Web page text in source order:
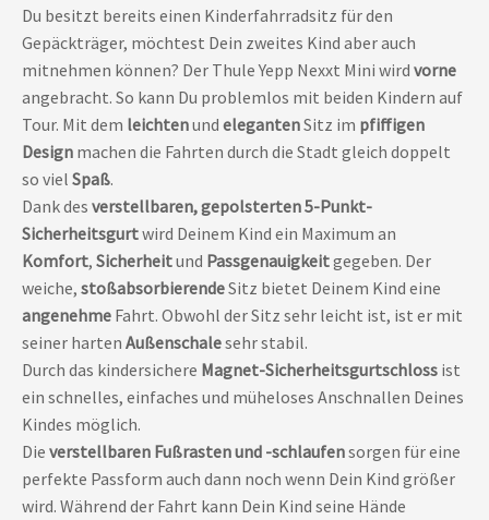
Du besitzt bereits einen Kinderfahrradsitz für den
Gepäckträger, möchtest Dein zweites Kind aber auch
mitnehmen können? Der Thule Yepp Nexxt Mini wird vorne
angebracht. So kann Du problemlos mit beiden Kindern auf
Tour. Mit dem leichtenund elegantenSitz im pfiffigen
Design machen die Fahrten durch die Stadt gleich doppelt
so viel Spaß.
Dank des verstellbaren, gepolsterten 5-Punkt-
Sicherheitsgurtwird Deinem Kind ein Maximum an
Komfort, Sicherheitund Passgenauigkeitgegeben. Der
weiche, stoßabsorbierendeSitz bietet Deinem Kind eine
angenehme Fahrt. Obwohl der Sitz sehr leicht ist, ist er mit
seiner harten Außenschalesehr stabil.
Durch das kindersichere Magnet-Sicherheitsgurtschloss ist
ein schnelles, einfaches und müheloses Anschnallen Deines
Kindes möglich.
Die verstellbaren Fußrasten und -schlaufensorgen für eine
perfekte Passform auch dann noch wenn Dein Kind größer
wird. Während der Fahrt kann Dein Kind seine Hände